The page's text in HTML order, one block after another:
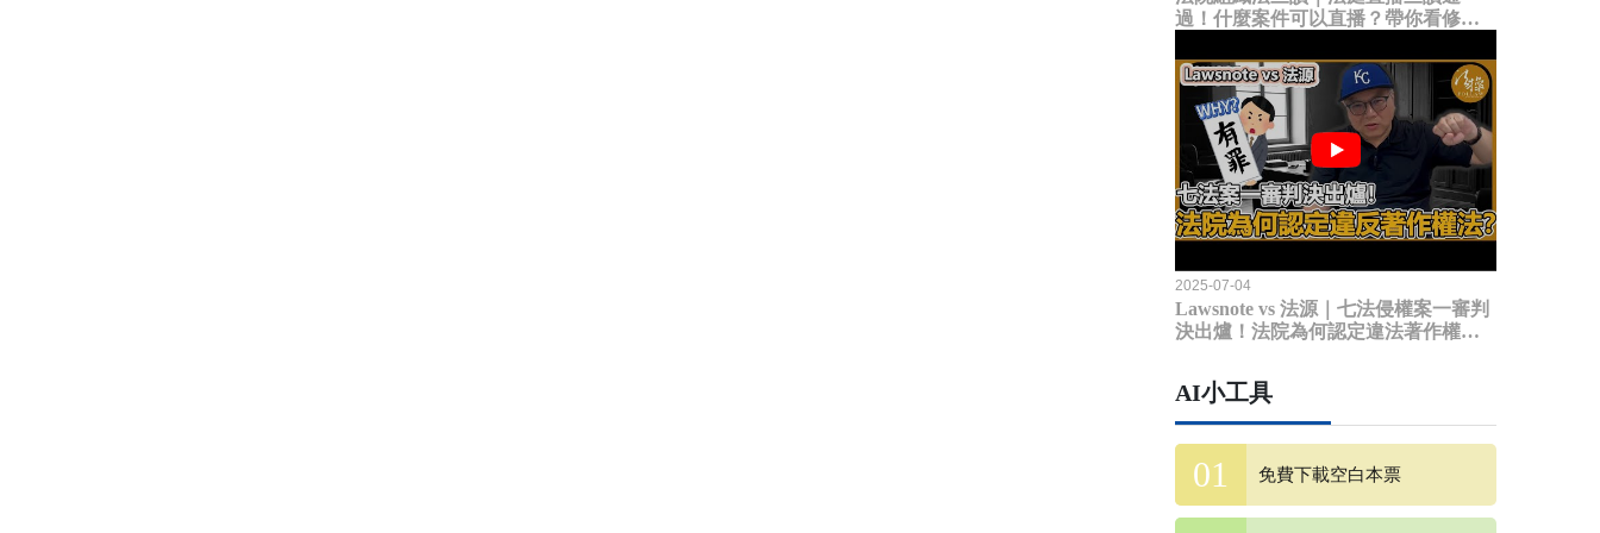
過！什麼案件可以直播？帶你看修法
2025-07-04
Lawsnote vs 法源｜七法侵權案一審判
決出爐！法院為何認定違法著作權
AI小工具
免費下載空白本票